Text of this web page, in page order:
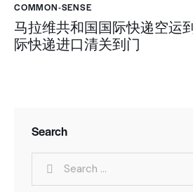
COMMON-SENSE
马拉维共和国国际快递空运
际快递进口清关到门
Search